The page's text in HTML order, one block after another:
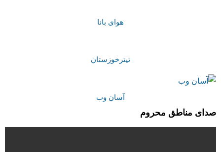
هوای بانا
تیترخوزستان
آسان وب
صدای مناطق محروم